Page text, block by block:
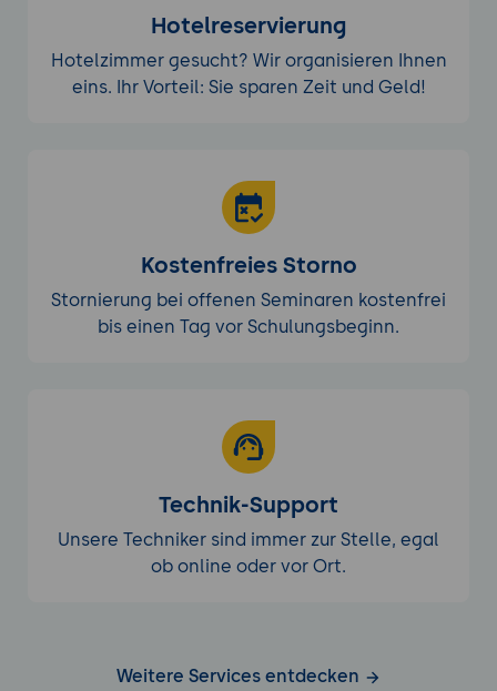
Hotelreservierung
Hotelzimmer gesucht? Wir organisieren Ihnen
eins. Ihr Vorteil: Sie sparen Zeit und Geld!
Kostenfreies Storno
Stornierung bei offenen Seminaren kostenfrei
bis einen Tag vor Schulungsbeginn.
Technik-Support
Unsere Techniker sind immer zur Stelle, egal
ob online oder vor Ort.
Weitere Services entdecken